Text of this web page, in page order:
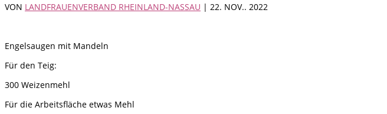
VON LANDFRAUENVERBAND RHEINLAND-NASSAU | 22. NOV.. 2022
Engelsaugen mit Mandeln
Für den Teig:
300 Weizenmehl
Für die Arbeitsfläche etwas Mehl